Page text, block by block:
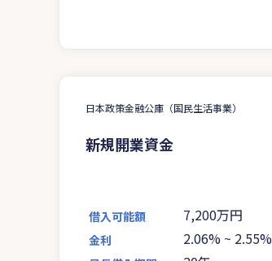
日本政策金融公庫（国民生活事業）
新規開業資金
借入可能額 7,200万円
金利 2.06% ~ 2.55%